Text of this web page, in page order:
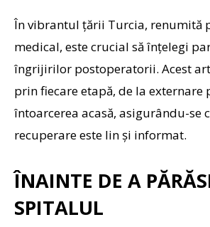
În vibrantul țării Turcia, renumită
medical, este crucial să înțelegi
îngrijirilor postoperatorii. Acest
prin fiecare etapă, de la externare
întoarcerea acasă, asigurându-se
recuperare este lin și informat.
ÎNAINTE DE A
SPITALUL